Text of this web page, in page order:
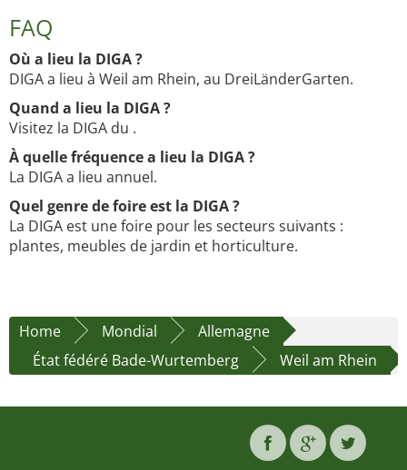
FAQ
Où a lieu la DIGA ?
DIGA a lieu à Weil am Rhein, au DreiLänderGarten.
Quand a lieu la DIGA ?
Visitez la DIGA du .
À quelle fréquence a lieu la DIGA ?
La DIGA a lieu annuel.
Quel genre de foire est la DIGA ?
La DIGA est une foire pour les secteurs suivants :
plantes, meubles de jardin et horticulture.
Home Mondial
Allemagne
État fédéré Bade-Wurtemberg
Weil am Rhein